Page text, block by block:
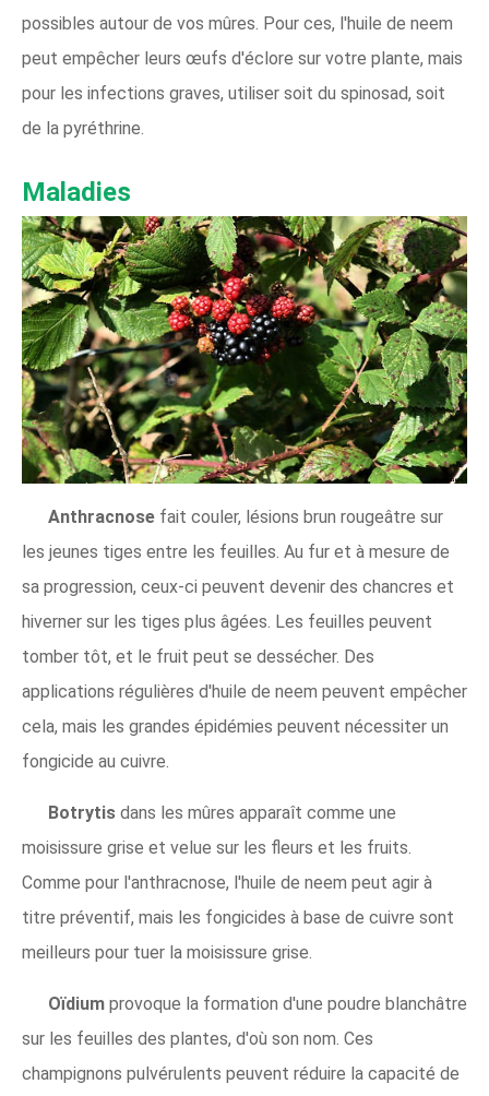
possibles autour de vos mûres. Pour ces, l'huile de neem
peut empêcher leurs œufs d'éclore sur votre plante, mais
pour les infections graves, utiliser soit du spinosad, soit
de la pyréthrine.
Maladies
Anthracnose fait couler, lésions brun rougeâtre sur
les jeunes tiges entre les feuilles. Au fur et à mesure de
sa progression, ceux-ci peuvent devenir des chancres et
hiverner sur les tiges plus âgées. Les feuilles peuvent
tomber tôt, et le fruit peut se dessécher. Des
applications régulières d'huile de neem peuvent empêcher
cela, mais les grandes épidémies peuvent nécessiter un
fongicide au cuivre.
Botrytis dans les mûres apparaît comme une
moisissure grise et velue sur les fleurs et les fruits.
Comme pour l'anthracnose, l'huile de neem peut agir à
titre préventif, mais les fongicides à base de cuivre sont
meilleurs pour tuer la moisissure grise.
Oïdium provoque la formation d'une poudre blanchâtre
sur les feuilles des plantes, d'où son nom. Ces
champignons pulvérulents peuvent réduire la capacité de